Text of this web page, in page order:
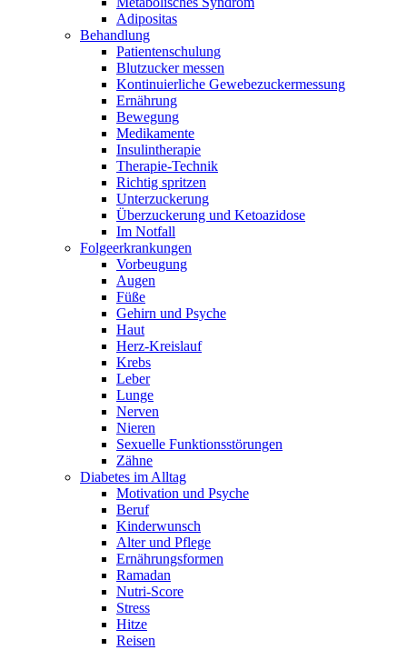
Adipositas
Behandlung
Patientenschulung
Blutzucker messen
Kontinuierliche Gewebezuckermessung
Ernährung
Bewegung
Medikamente
Insulintherapie
Therapie-Technik
Richtig spritzen
Unterzuckerung
Überzuckerung und Ketoazidose
Im Notfall
Folgeerkrankungen
Vorbeugung
Augen
Füße
Gehirn und Psyche
Haut
Herz-Kreislauf
Krebs
Leber
Lunge
Nerven
Nieren
Sexuelle Funktionsstörungen
Zähne
Diabetes im Alltag
Motivation und Psyche
Beruf
Kinderwunsch
Alter und Pflege
Ernährungsformen
Ramadan
Nutri-Score
Stress
Hitze
Reisen